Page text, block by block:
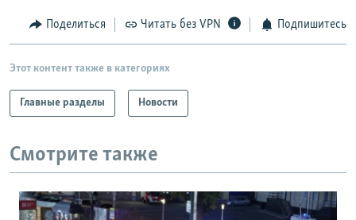
Поделиться Читать без VPN Подпишитесь
Этот контент также в категориях
Главные разделы Новости
Смотрите также